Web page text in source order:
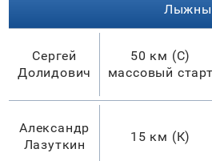
Сергей
Долидович
50 км (С)
массовый старт
Александр
Лазуткин
15 км (К)